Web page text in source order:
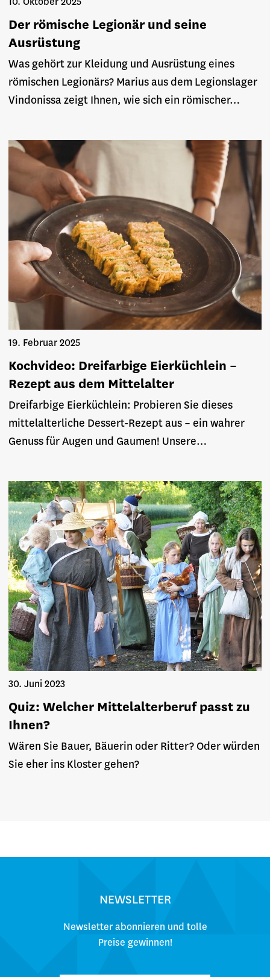
10. Oktober 2025
Der römische Legionär und seine
Ausrüstung
Was gehört zur Kleidung und Ausrüstung eines
römischen Legionärs? Marius aus dem Legionslager
Vindonissa zeigt Ihnen, wie sich ein römischer…
19. Februar 2025
Kochvideo: Dreifarbige Eierküchlein –
Rezept aus dem Mittelalter
Dreifarbige Eierküchlein: Probieren Sie dieses
mittelalterliche Dessert-Rezept aus – ein wahrer
Genuss für Augen und Gaumen! Unsere…
30. Juni 2023
Quiz: Welcher Mittelalterberuf passt zu
Ihnen?
Wären Sie Bauer, Bäuerin oder Ritter? Oder würden
Sie eher ins Kloster gehen?
NEWSLETTER
Newsletter abonnieren und tolle
Preise gewinnen!